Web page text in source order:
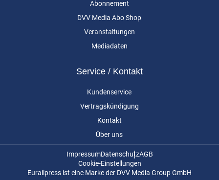
Abonnement
DVV Media Abo Shop
Veranstaltungen
Mediadaten
Service / Kontakt
Kundenservice
Vertragskündigung
Kontakt
Über uns
ImpressumDatenschutzAGB
Cookie-Einstellungen
Eurailpress ist eine Marke der DVV Media Group GmbH